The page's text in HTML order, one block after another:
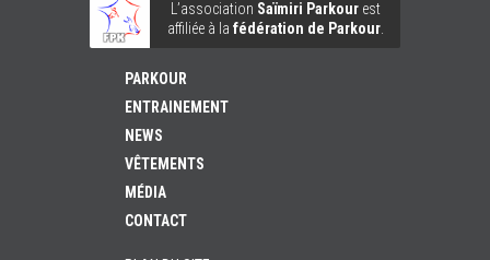
L’association Saïmiri Parkourest
affiliée à la fédération de Parkour.
PARKOUR
ENTRAINEMENT
NEWS
VÊTEMENTS
MÉDIA
CONTACT